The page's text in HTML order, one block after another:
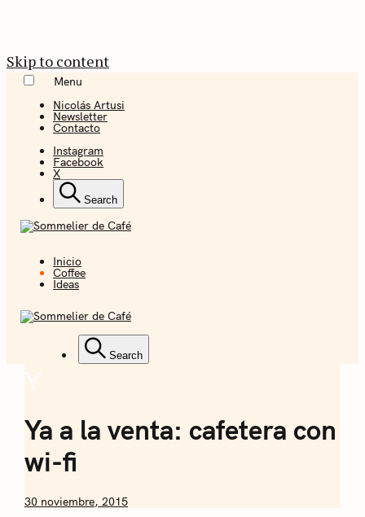
Skip to content
Menu
Nicolás Artusi
Newsletter
Contacto
Instagram
Facebook
X
Search
Sommelier de
Café
Coffee + Ideas
Inicio
Coffee
Ideas
Café
Coffee + Ideas Search
Ya a la venta: cafetera con
wi-fi
by
30 noviembre, 2015